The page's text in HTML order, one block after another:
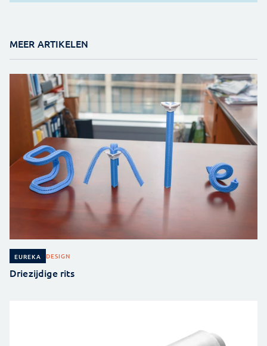
MEER ARTIKELEN
EUREKA DESIGN
Driezijdige rits